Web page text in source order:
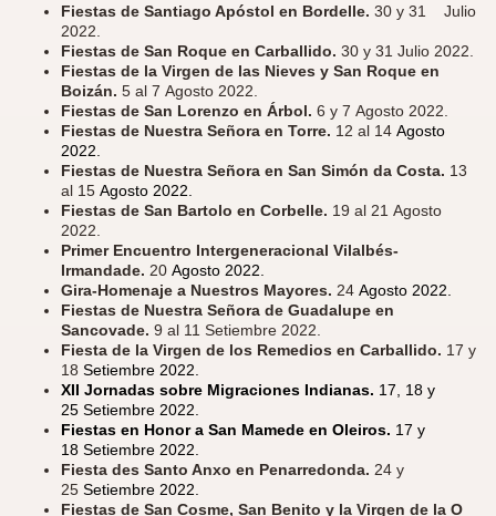
Fiestas de Santiago Apóstol en Bordelle. 30 y 31 Julio
2022.
Fiestas de San Roque en Carballido. 30 y 31 Julio 2022.
Fiestas de la Virgen de las Nieves y San Roque en
Boizán. 5 al 7 Agosto 2022.
Fiestas de San Lorenzo en Árbol. 6 y 7 Agosto 2022.
Fiestas de Nuestra Señora en Torre. 12 al 14 Agosto
2022.
Fiestas de Nuestra Señora en San Simón da Costa. 13
al 15 Agosto 2022.
Fiestas de San Bartolo en Corbelle. 19 al 21 Agosto
2022.
Primer Encuentro Intergeneracional Vilalbés-
Irmandade. 20 Agosto 2022.
Gira-Homenaje a Nuestros Mayores. 24 Agosto 2022.
Fiestas de Nuestra Señora de Guadalupe en
Sancovade. 9 al 11 Setiembre 2022.
Fiesta de la Virgen de los Remedios en Carballido. 17 y
18 Setiembre 2022.
XII Jornadas sobre Migraciones Indianas. 17, 18 y
25 Setiembre 2022.
Fiestas en Honor a San Mamede en Oleiros. 17 y
18 Setiembre 2022.
Fiesta des Santo Anxo en Penarredonda. 24 y
25 Setiembre 2022.
Fiestas de San Cosme, San Benito y la Virgen de la O